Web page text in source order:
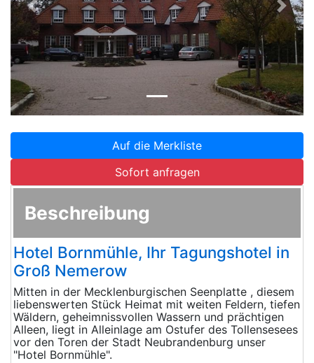
Zurück
Auf die Merkliste
Sofort anfragen
Beschreibung
Hotel Bornmühle, Ihr Tagungshotel in
Groß Nemerow
Mitten in der Mecklenburgischen Seenplatte , diesem
liebenswerten Stück Heimat mit weiten Feldern, tiefen
Wäldern, geheimnissvollen Wassern und prächtigen
Alleen, liegt in Alleinlage am Ostufer des Tollensesees
vor den Toren der Stadt Neubrandenburg unser
"Hotel Bornmühle".